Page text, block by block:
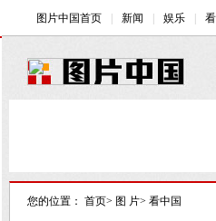
您的位置： 首页> 图 片> 看中国